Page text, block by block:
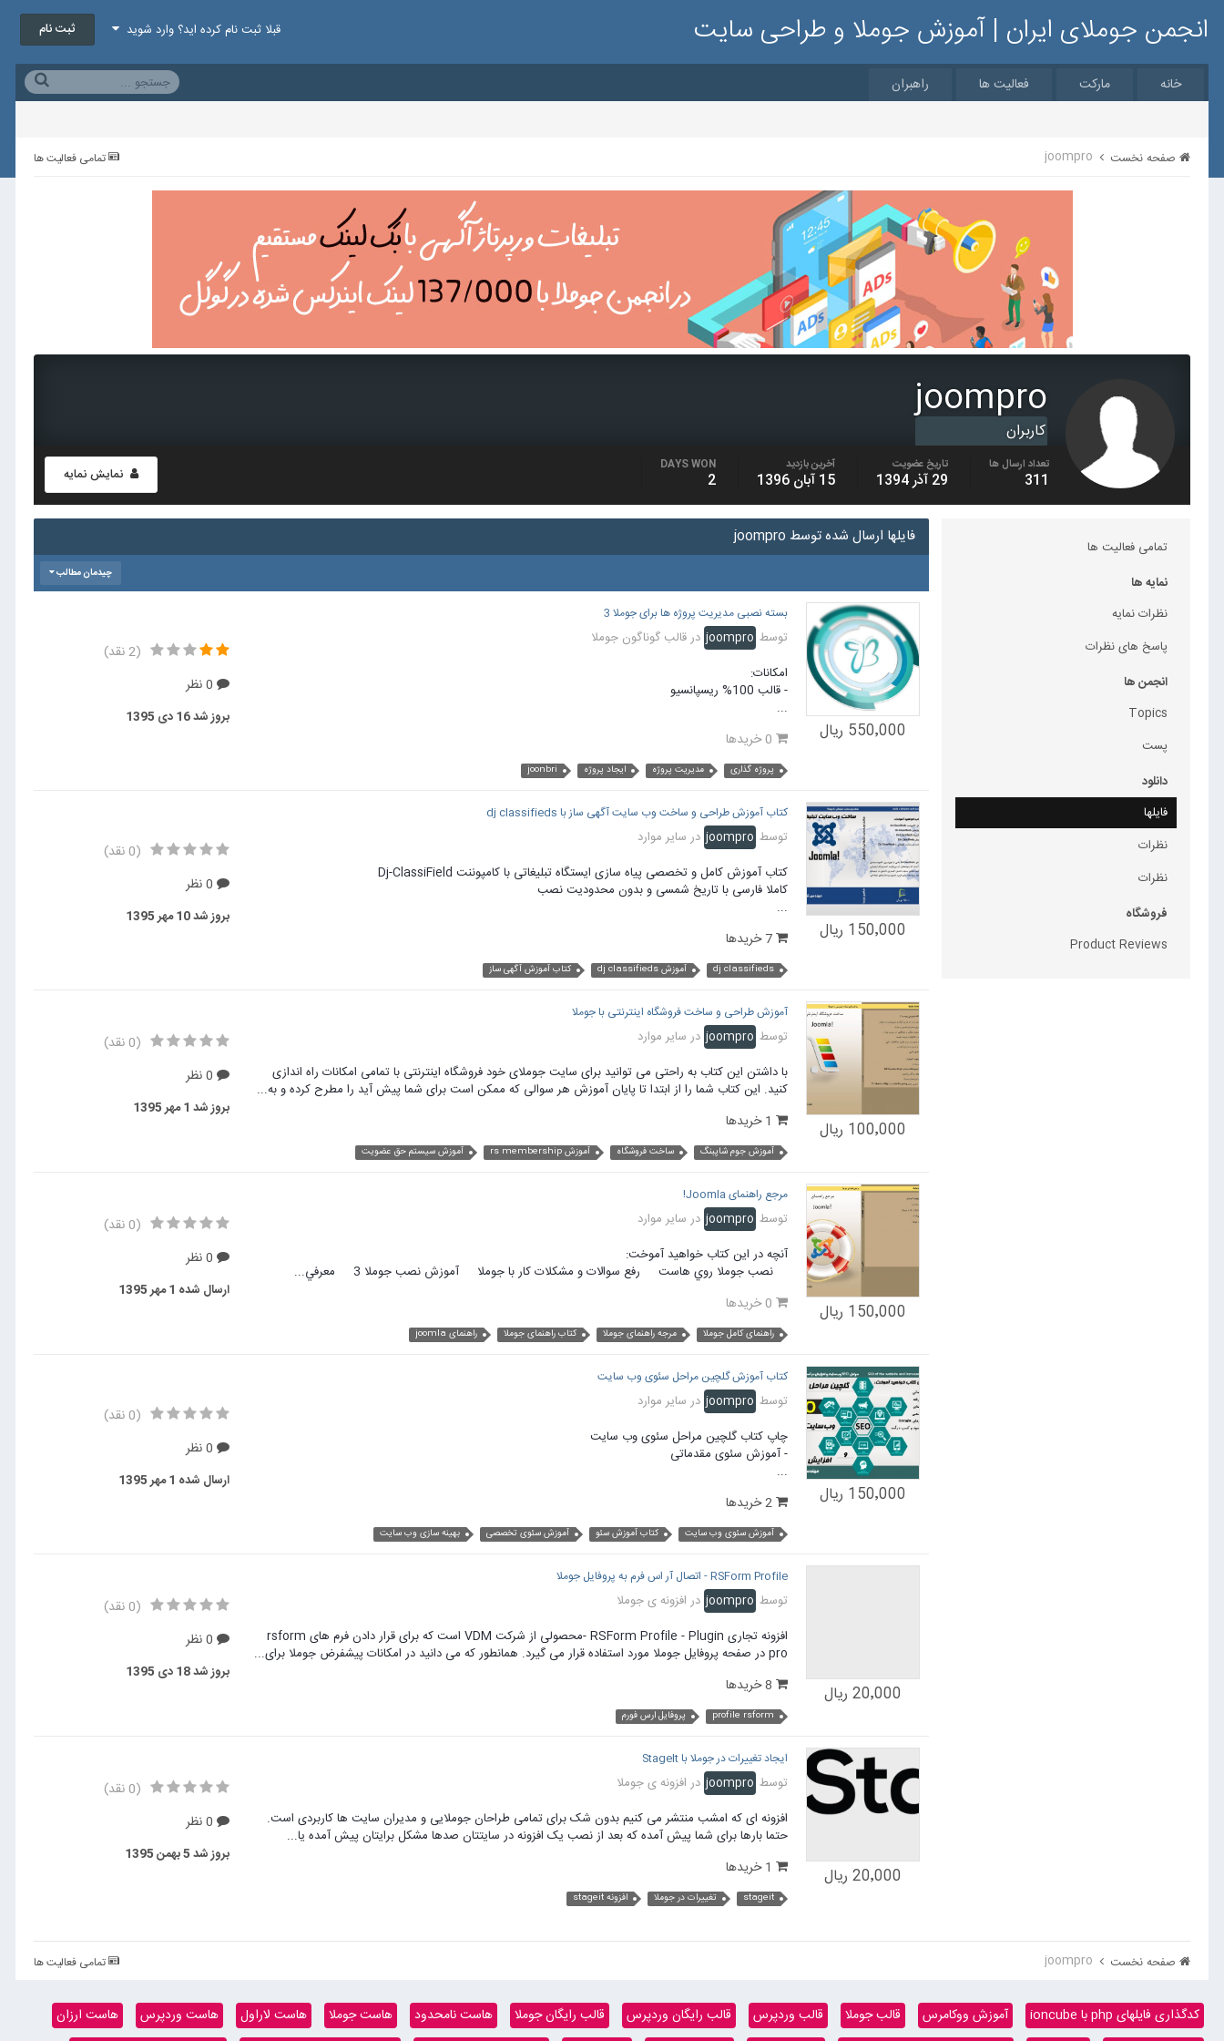
انجمن جوملای ایران | آموزش جوملا و طراحی سایت قبلا ثبت نام کرده اید؟ وارد شوید ثبت نام
خانه مارکت فعالیت ها راهبران
تمامی فعالیت ها صفحه نخست joompro
joompro
کاربران
نمایش نمایه تعداد ارسال ها
311
تاریخ عضویت
29 آذر 1394
آخرین بازدید
15 آبان 1396
DAYS WON
2
تمامی فعالیت ها
نمایه ها
نظرات نمایه
پاسخ های نظرات
انجمن ها
Topics
پست
دانلود
فایلها
نظرات
نظرات
فروشگاه
Product Reviews
فایلها ارسال شده توسط joompro
چیدمان مطالب
550٬000 ریال
بسته نصبی مدیریت پروژه ها برای جوملا 3
توسط joompro درقالب گوناگون جوملا
امکانات:
- قالب 100% ریسپانسیو
...
پروژه گذاری مدیریت پروژه ایجاد پروژه joonbri
(2 نقد)
بروز شد16 دی 1395
150٬000 ریال
کتاب آموزش طراحی و ساخت وب سایت آگهی ساز با dj classifieds
توسط joompro در سایر موارد
کتاب آموزش کامل و تخصصی پیاه سازی ایستگاه تبلیغاتی با کامپوننت Dj-ClassiField
کاملا فارسی با تاریخ شمسی و بدون محدودیت نصب
...
dj classifieds آموزش dj classifieds کتاب آموزش آگهی ساز
(0 نقد)
بروز شد10 مهر 1395
100٬000 ریال
آموزش طراحی و ساخت فروشگاه اینترنتی با جوملا
توسط joompro در سایر موارد
با داشتن این کتاب به راحتی می توانید برای سایت جوملای خود فروشگاه اینترنتی با تمامی امکانات راه اندازی
کنید. این کتاب شما را از ابتدا تا پایان آموزش هر سوالی که ممکن است برای شما پیش آید را مطرح کرده و به...
آموزش جوم شاپبنگ ساخت فروشگاه آموزش rs membership آموزش سیستم حق عضویت
(0 نقد)
بروز شد 1 مهر 1395
150٬000 ریال
مرجع راهنمای Joomla!
توسط joompro در سایر موارد
آنچه در این کتاب خواهید آموخت:
نصب جوملا روي هاست رفع سوالات و مشکلات کار با جوملا آموزش نصب جوملا 3 معرفي...
راهنمای کامل جوملا مرجه راهنمای جوملا کتاب راهنمای جوملا راهنمای joomla
(0 نقد)
ارسال شده 1 مهر 1395
150٬000 ریال
کتاب آموزش گلچین مراحل سئوی وب سایت
توسط joompro در سایر موارد
چاپ کتاب گلچین مراحل سئوی وب سایت
- آموزش سئوی مقدماتی
...
آموزش سئوی وب سایت کتاب آموزش سئو آموزش سئوی تخصصی بهینه سازی وب سایت
(0 نقد)
ارسال شده 1 مهر 1395
20٬000 ریال
RSForm Profile - اتصال آر اس فرم به پروفایل جوملا
توسط joompro در افزونه ی جوملا
افزونه تجاری RSForm Profile - Plugin -محصولی از شرکت VDM است که برای قرار دادن فرم های rsform
pro در صفحه پروفایل جوملا مورد استفاده قرار می گیرد. همانطور که می دانید در امکانات پیشفرض جوملا برای...
profile rsform پروفایل ارس فورم
(0 نقد)
بروز شد18 دی 1395
20٬000 ریال
ایجاد تغییرات در جوملا با StageIt
توسط joompro در افزونه ی جوملا
افزونه ای که امشب منتشر می کنیم بدون شک برای تمامی طراحان جوملایی و مدیران سایت ها کاربردی است.
حتما بارها برای شما پیش آمده که بعد از نصب یک افزونه در سایتتان صدها مشکل برایتان پیش آمده یا...
stageit تغییرات در جوملا افزونه stageit
(0 نقد)
بروز شد5 بهمن 1395
تمامی فعالیت ها صفحه نخست joompro
کدگذاری فایلهای php با ioncube آموزش ووکامرس قالب جوملا قالب وردپرس قالب رایگان وردپرس قالب رایگان جوملا هاست نامحدود هاست جوملا هاست لاراول هاست وردپرس
هاست ارزان